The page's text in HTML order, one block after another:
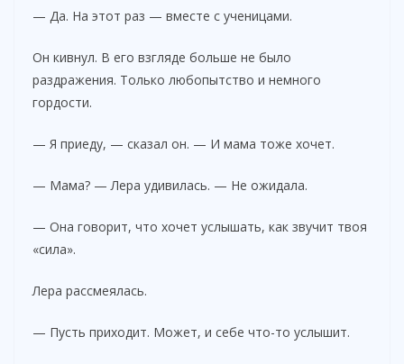
— Да. На этот раз — вместе с ученицами.
Он кивнул. В его взгляде больше не было
раздражения. Только любопытство и немного
гордости.
— Я приеду, — сказал он. — И мама тоже хочет.
— Мама? — Лера удивилась. — Не ожидала.
— Она говорит, что хочет услышать, как звучит твоя
«сила».
Лера рассмеялась.
— Пусть приходит. Может, и себе что-то услышит.